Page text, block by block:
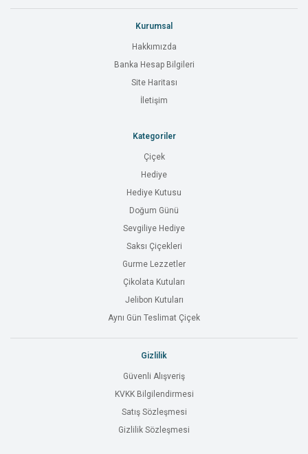
Kurumsal
Hakkımızda
Banka Hesap Bilgileri
Site Haritası
İletişim
Kategoriler
Çiçek
Hediye
Hediye Kutusu
Doğum Günü
Sevgiliye Hediye
Saksı Çiçekleri
Gurme Lezzetler
Çikolata Kutuları
Jelibon Kutuları
Aynı Gün Teslimat Çiçek
Gizlilik
Güvenli Alışveriş
KVKK Bilgilendirmesi
Satış Sözleşmesi
Gizlilik Sözleşmesi